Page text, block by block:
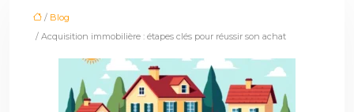
/ Blog
/ Acquisition immobilière : étapes clés pour réussir son achat